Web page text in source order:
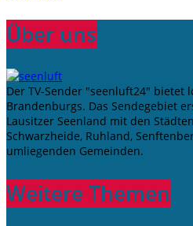
Über uns
Der TV-Sender "seenluft24" bietet
Brandenburgs. Das Sendegebiet
Lausitzer Seenland mit den
Schwarzheide, Ruhland,
umliegenden Gemeinden.
Weitere Themen